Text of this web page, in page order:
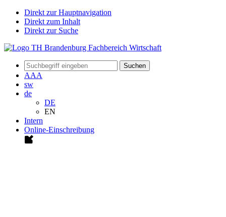
Direkt zur Hauptnavigation
Direkt zum Inhalt
Direkt zur Suche
Suchen
AAA
sw
de
DE
EN
Intern
Online-Einschreibung